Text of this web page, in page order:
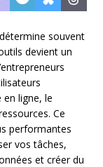
souvent
devient un
ligne, le
Ce
performantes
vos tâches,
et créer du